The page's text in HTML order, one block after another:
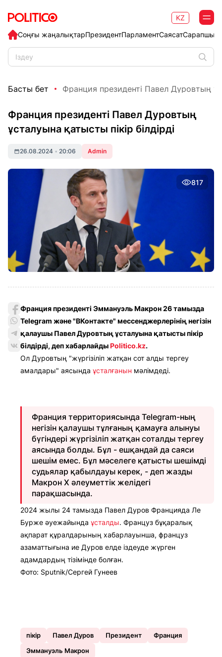
Соңғы жаңалықтарПрезидентПарламентСаясат
KZ
Басты бет Франция президенті Павел Дуровтың
Франция президенті Павел Дуровтың
ұсталуына қатысты пікір білдірді
26.08.2024 • 20:06 Admin
817
Франция президенті Эммануэль Макрон 26 тамызда
Telegram және "ВКонтакте" мессенджерлерінің негізін
қалаушы Павел Дуровтың ұсталуына қатысты пікір
білдірді, деп хабарлайдыPolitico.kz.
Ол Дуровтың "жүргізіліп жатқан сот алды тергеу
амалдары" аясында ұсталғанын мәлімдеді.
Франция территориясында Telegram-ның
негізін қалаушы тұлғаның қамауға алынуы
бүгіндері жүргізіліп жатқан соталды тергеу
аясында болды. Бұл - ешқандай да саяси
шешім емес. Бұл мәселеге қатысты шешімді
судьялар қабылдауы керек, - деп жазды
Макрон Х әлеуметтік желідегі
парақшасында.
2024 жылы 24 тамызда Павел Дуров Францияда Ле
Бурже әуежайында ұсталды. Француз бұқаралық
ақпарат құралдарының хабарлауынша, француз
азаматтығына ие Дуров елде іздеуде жүрген
адамдардың тізімінде болған.
Фото: Sputnik/Сергей Гунеев
пікір Павел Дуров Президент
Франция
Эммануэль Макрон